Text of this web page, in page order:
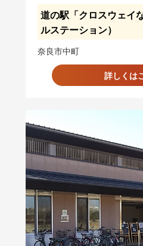
道の駅「クロスウェイ
ルステーション）
奈良市中町
詳しくは